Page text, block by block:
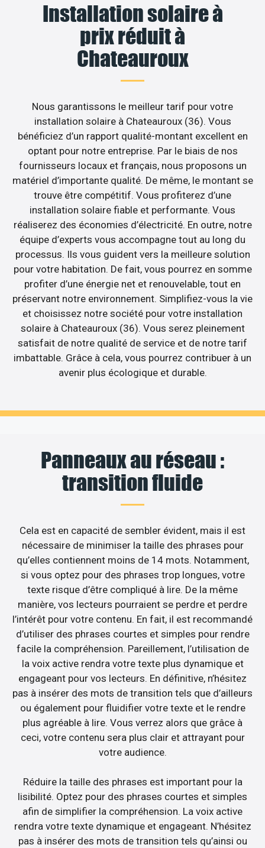
Installation solaire à
prix réduit à
Chateauroux
Nous garantissons le meilleur tarif pour votre
installation solaire à Chateauroux (36). Vous
bénéficiez d’un rapport qualité-montant excellent en
optant pour notre entreprise. Par le biais de nos
fournisseurs locaux et français, nous proposons un
matériel d’importante qualité. De même, le montant se
trouve être compétitif. Vous profiterez d’une
installation solaire fiable et performante. Vous
réaliserez des économies d’électricité. En outre, notre
équipe d’experts vous accompagne tout au long du
processus. Ils vous guident vers la meilleure solution
pour votre habitation. De fait, vous pourrez en somme
profiter d’une énergie net et renouvelable, tout en
préservant notre environnement. Simplifiez-vous la vie
et choisissez notre société pour votre installation
solaire à Chateauroux (36). Vous serez pleinement
satisfait de notre qualité de service et de notre tarif
imbattable. Grâce à cela, vous pourrez contribuer à un
avenir plus écologique et durable.
Panneaux au réseau :
transition fluide
Cela est en capacité de sembler évident, mais il est
nécessaire de minimiser la taille des phrases pour
qu’elles contiennent moins de 14 mots. Notamment,
si vous optez pour des phrases trop longues, votre
texte risque d’être compliqué à lire. De la même
manière, vos lecteurs pourraient se perdre et perdre
l’intérêt pour votre contenu. En fait, il est recommandé
d’utiliser des phrases courtes et simples pour rendre
facile la compréhension. Pareillement, l’utilisation de
la voix active rendra votre texte plus dynamique et
engageant pour vos lecteurs. En définitive, n’hésitez
pas à insérer des mots de transition tels que d’ailleurs
ou également pour fluidifier votre texte et le rendre
plus agréable à lire. Vous verrez alors que grâce à
ceci, votre contenu sera plus clair et attrayant pour
votre audience.
Réduire la taille des phrases est important pour la
lisibilité. Optez pour des phrases courtes et simples
afin de simplifier la compréhension. La voix active
rendra votre texte dynamique et engageant. N’hésitez
pas à insérer des mots de transition tels qu’ainsi ou